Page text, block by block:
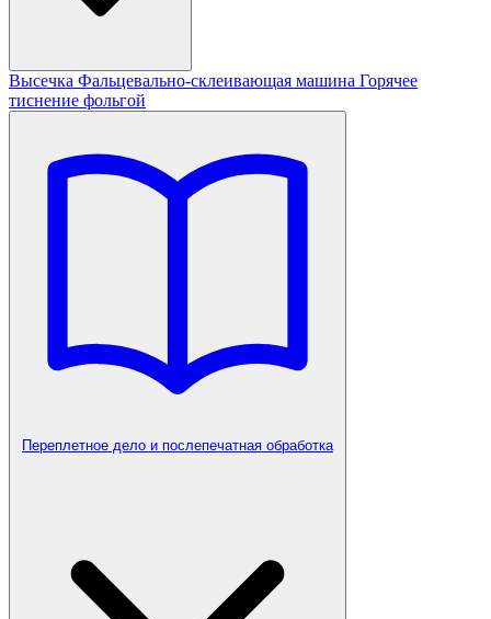
Высечка Фальцевально-склеивающая машина Горячее
тиснение фольгой
Переплетное дело и послепечатная обработка